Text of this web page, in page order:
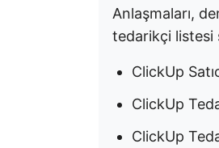
Anlaşmaları,
tedarikçi listesi
ClickUp
ClickUp
ClickUp